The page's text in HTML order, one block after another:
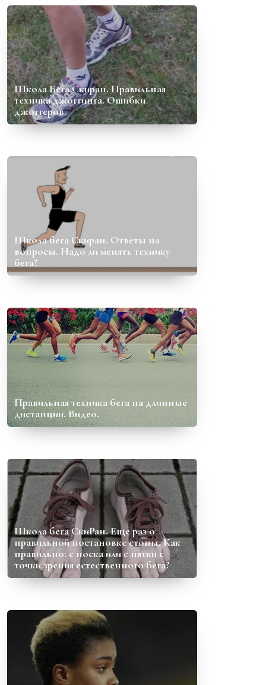
Школа Бега Скиран. Правильная
техника джоггинга. Ошибки
джоггеров.
Школа бега Скиран. Ответы на
вопросы. Надо ли менять технику
бега?
Правильная техника бега на длинные
дистанции. Видео.
Школа бега СкиРан. Еще раз о
правильной постановке стопы. Как
правильно: с носка или с пятки с
точки зрения естественного бега?